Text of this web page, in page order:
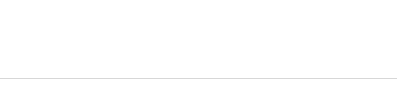
기관과 의학정보 사이트, 그리고 자세하고 친절한 두 전문의의